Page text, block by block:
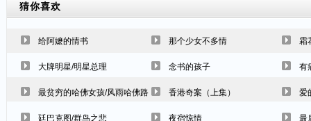
猜你喜欢
给阿嬷的情书 那个少女不多情 霜
大牌明星/明星总理 念书的孩子 有
最贫穷的哈佛女孩/风雨哈佛路 香港奇案（上集） 爱
廷巴克图/群鸟之悲 夜宿惊情 最